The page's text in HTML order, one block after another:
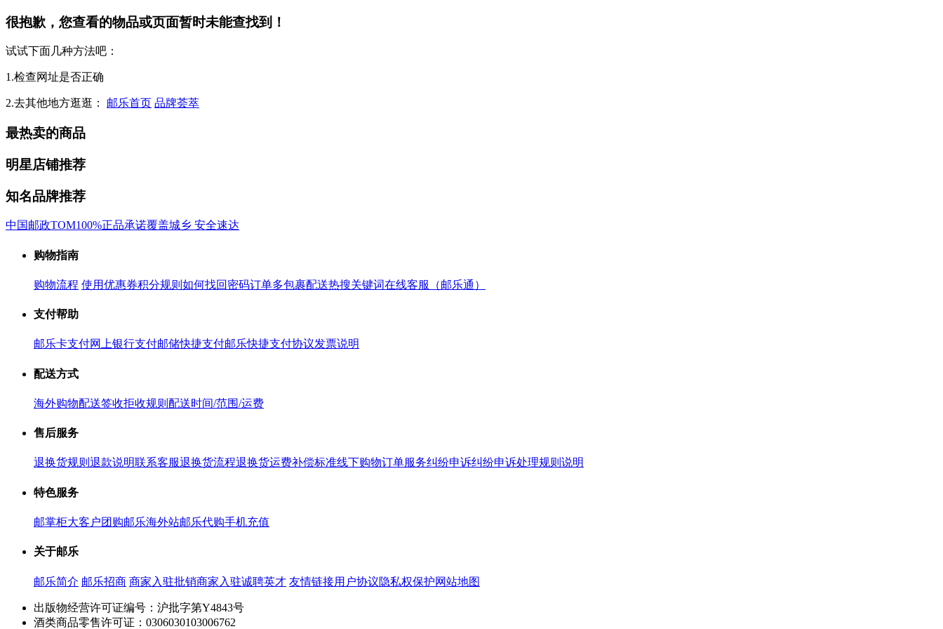
很抱歉，您查看的物品或页面暂时未能查找到！
试试下面几种方法吧：
1.检查网址是否正确
2.去其他地方逛逛： 邮乐首页 品牌荟萃
最热卖的商品
明星店铺推荐
知名品牌推荐
中国邮政TOM100%正品承诺覆盖城乡 安全速达
购物指南
购物流程 使用优惠券积分规则 如何找回密码订单多包裹配送热搜关键词在线客服（邮乐通）
支付帮助
邮乐卡支付网上银行支付邮储快捷支付邮乐快捷支付协议发票说明
配送方式
海外购物配送签收拒收规则 配送时间/范围/运费
售后服务
退换货规则 退款说明联系客服退换货流程退换货运费补偿标准线下购物订单服务纠纷申诉纠纷申诉处理规则说明
特色服务
邮掌柜大客户团购邮乐海外站邮乐代购手机充值
关于邮乐
邮乐简介 邮乐招商 商家入驻批销商家入驻诚聘英才 友情链接用户协议隐私权保护网站地图
出版物经营许可证编号：沪批字第Y4843号
酒类商品零售许可证：0306030103006762